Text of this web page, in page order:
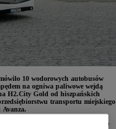
10 wodorowych autobusów
na ogniwa paliwowe wejdą
H2.City Gold od hiszpańskich
transportu miejskiego
Avanza.
Toyoty – już wkrótce wyjadą na ulice